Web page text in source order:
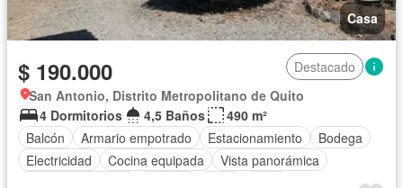
Casa
$ 190.000
Destacado
San Antonio, Distrito Metropolitano de Quito
4 Dormitorios
4,5 Baños
490 m²
Balcón
Armario empotrado Estacionamiento
Bodega
Electricidad
Cocina equipada
Vista panorámica